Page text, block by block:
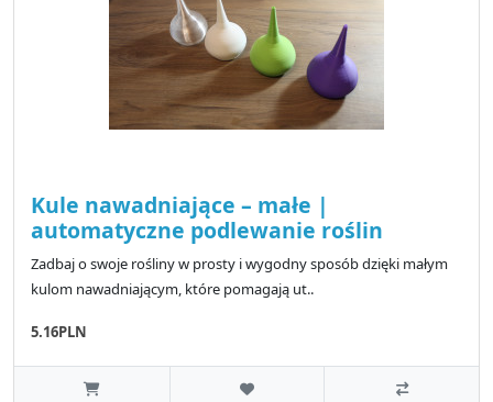
Kule nawadniające – małe |
automatyczne podlewanie roślin
Zadbaj o swoje rośliny w prosty i wygodny sposób dzięki małym
kulom nawadniającym, które pomagają ut..
5.16PLN